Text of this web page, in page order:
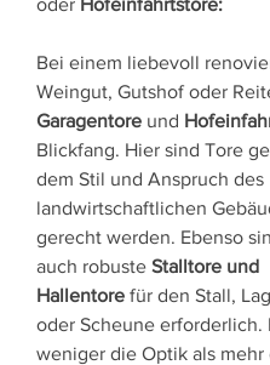
oder Hofeinfahrtstore:
Bei einem liebevoll
Weingut, Gutshof oder
Garagentore und
Blickfang. Hier sind Tore
dem Stil und Anspruch des
landwirtschaftlichen
gerecht werden. Ebenso
auch robuste Stalltore und
Hallentore für den Stall,
oder Scheune erforderlich.
weniger die Optik als mehr